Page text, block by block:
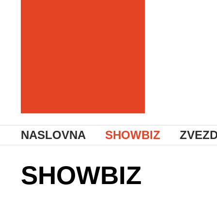
NASLOVNA SHOWBIZ
SHOWBIZ